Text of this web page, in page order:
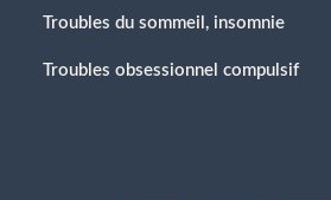
Troubles du sommeil, insomnie
Troubles obsessionnel compulsif